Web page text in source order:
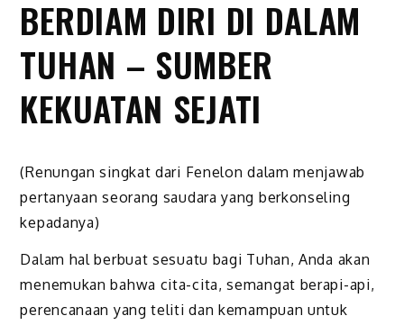
BERDIAM DIRI DI DALAM
TUHAN – SUMBER
KEKUATAN SEJATI
(Renungan singkat dari Fenelon dalam menjawab
pertanyaan seorang saudara yang berkonseling
kepadanya)
Dalam hal berbuat sesuatu bagi Tuhan, Anda akan
menemukan bahwa cita-cita, semangat berapi-api,
perencanaan yang teliti dan kemampuan untuk